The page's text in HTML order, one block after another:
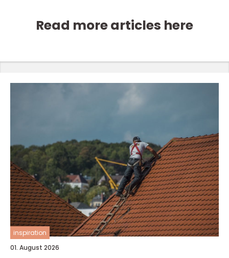
Read more articles here
inspiration
01. August 2026